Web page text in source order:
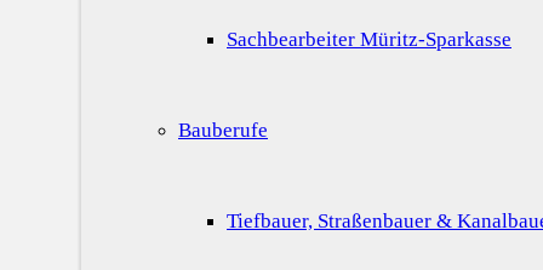
Sachbearbeiter Müritz-Sparkasse
Bauberufe
Tiefbauer, Straßenbauer &